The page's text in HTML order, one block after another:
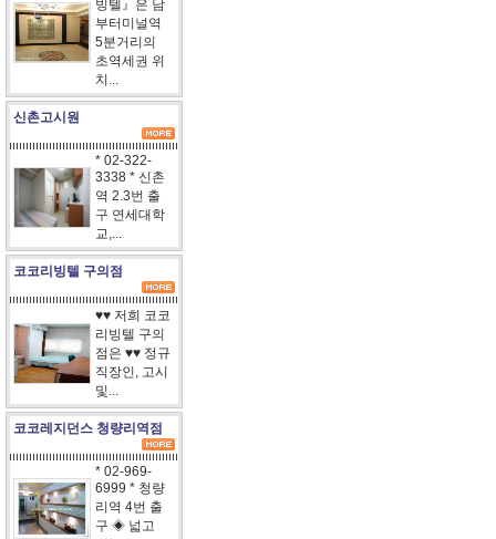
빙텔』은 남
부터미널역
5분거리의
초역세권 위
치...
신촌고시원
* 02-322-
3338 * 신촌
역 2.3번 출
구 연세대학
교,...
코코리빙텔 구의점
♥♥ 저희 코코
리빙텔 구의
점은 ♥♥ 정규
직장인, 고시
및...
코코레지던스 청량리역점
* 02-969-
6999 * 청량
리역 4번 출
구 ◈ 넓고